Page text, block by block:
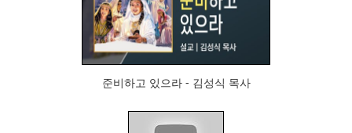
120
준비하고 있으라 - 김성식 목사